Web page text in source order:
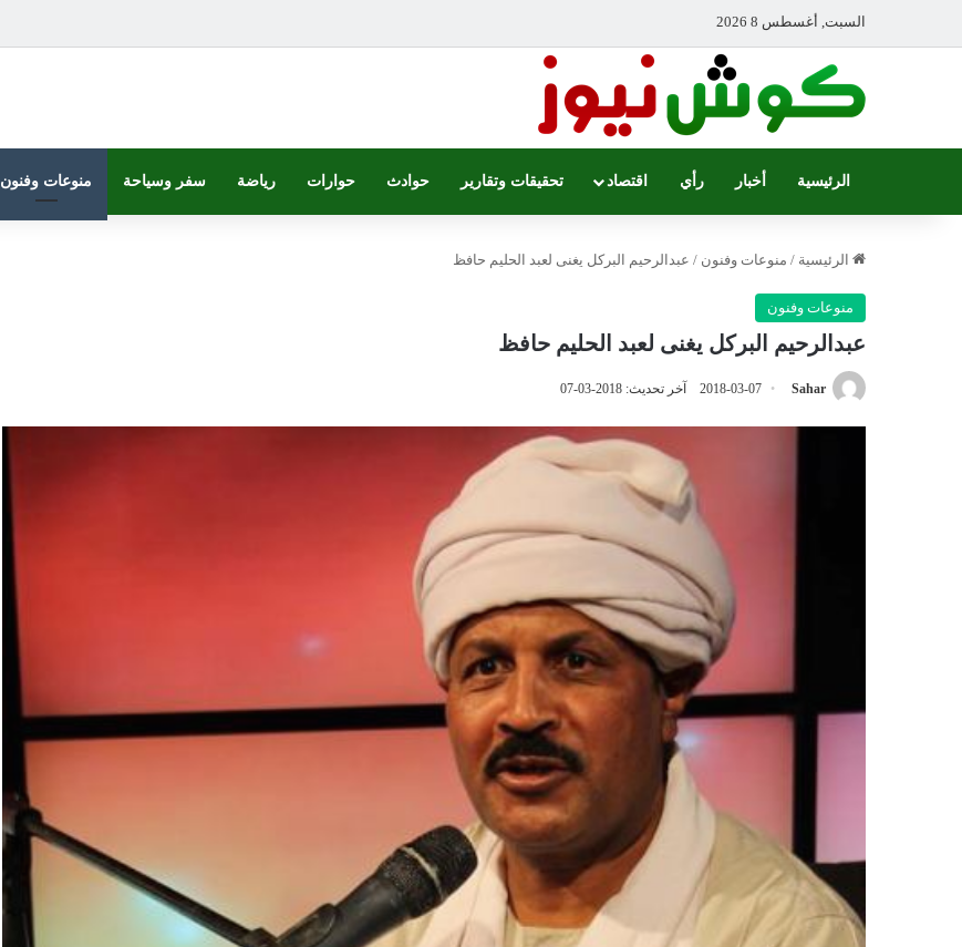
السبت, أغسطس 8 2026
الرئيسية أخبار رأي اقتصاد تحقيقات وتقارير حوادث حوارات رياضة سفر وسياحة منوعات وفنون
الرئيسية / منوعات وفنون / عبدالرحيم البركل يغنى لعبد الحليم حافظ
منوعات وفنون
عبدالرحيم البركل يغنى لعبد الحليم حافظ
Sahar
2018-03-07 آخر تحديث: 2018-03-07